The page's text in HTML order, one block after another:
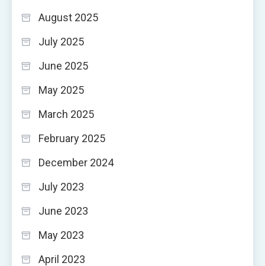
August 2025
July 2025
June 2025
May 2025
March 2025
February 2025
December 2024
July 2023
June 2023
May 2023
April 2023